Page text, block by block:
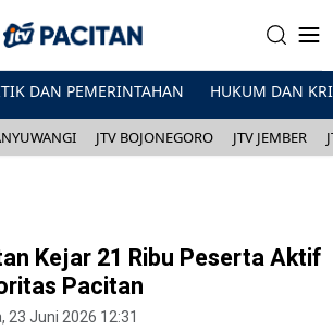
DAN PEMERINTAHAN HUKUM DAN
JTV BOJONEGORO JTV JEMBER
Kejar 21 Ribu Peserta Aktif
Pacitan
23 Juni 2026 12:31